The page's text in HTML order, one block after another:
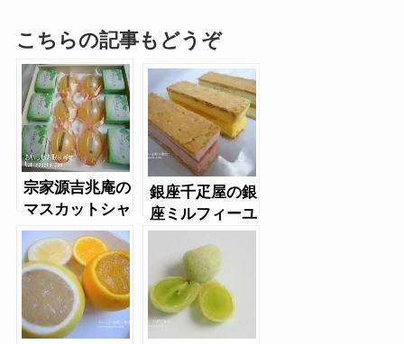
こちらの記事もどうぞ
宗家源吉兆庵の
マスカットシャ
ーベット・白桃
シャーベット
銀座千疋屋の銀
座ミルフィーユ
アイス